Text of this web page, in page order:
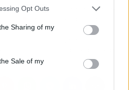
Opt Outs
Sharing of my
Sale of my
Cinco efectos adversos
analizar las métricas